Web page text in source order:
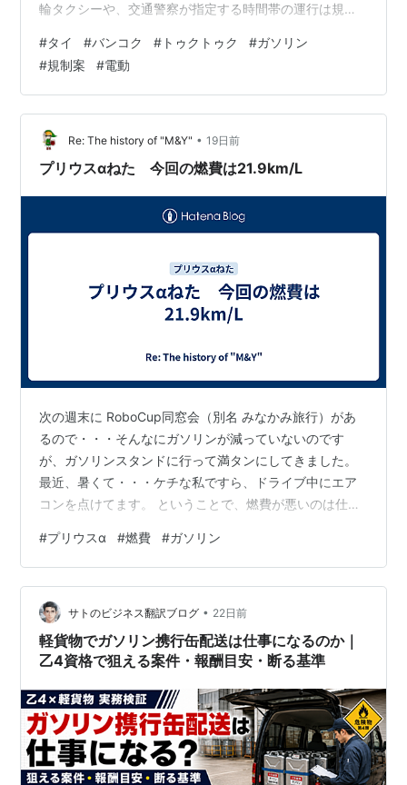
輪タクシーや、交通警察が指定する時間帯の運行は規制
るのは、「バンコク都心部で運行を禁止する三輪タクシ
ーの種類を定める省令案」の基本方針です。募集期間は
2026年7月28日から8月27日までで、寄せられた意見を
今後の省令案の検討に反映します。 省令案の基本方針で
は、バンコク都心部における三輪タクシーの運行を原則
として禁止する一方、電動三輪タ…
#タイ #バンコク # トゥクトゥク #ガソリン
#規制案 #電動
Re: The history of "M&Y" • 19日前
プリウスαねた 今回の燃費は21.9km/L
次の週末に RoboCup同窓会（別名 みなかみ旅行）があ
るので・・・そんなにガソリンが減っていないのです
が、ガソリンスタンドに行って満タンにしてきました。
最近、暑くて・・・ケチな私ですら、ドライブ中にエア
コンを点けてます。 ということで、燃費が悪いのは仕方
路移動、エアコンガンガン・・・と言う状況です。 さら
にさらに、ガソリンスタンドで給油するときに、道路方
向を向いて給油したので、普通より多く入ります。
（と、燃費計算の数値が悪いことの言い訳を列挙してお
きます。笑） 今回は、276kmを走破して、給油量が
12.61Lだったので、燃費は21.9…
#プリウスα #燃費 #ガソリン
サトのビジネス翻訳ブログ • 22日前
軽貨物でガソリン携行缶配送は仕事になるのか｜
乙4資格で狙える案件・報酬目安・断る基準